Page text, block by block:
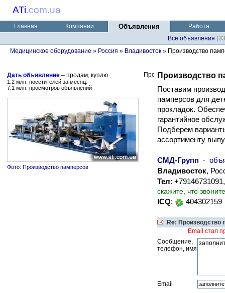
ATi.com.ua
Главная Компании Объявления
Работа
Все объявления
Медицинское оборудование » Россия » Владивосток » Производство
Дать объявление – продам, куплю
1.2 млн. посетителей за месяц:
7.1 млн. просмотров объявлений
Фото: Производство памперсов
Производство
Поставим
памперсов для
прокладок.
гарантийное
Подберем
ассортименту
СМД-Групп -
Владивосток,
Тел:
скажите, что
ICQ: 404302159
Re: Производство
Email стал
Сообщение,
телефон, имя
Email